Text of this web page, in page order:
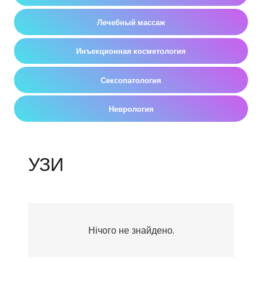
Лечебный массаж
Инъекционная косметология
Сексопатология
Неврология
УЗИ
Нічого не знайдено.